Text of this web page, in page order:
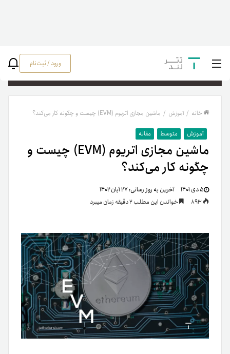
ورود / ثبت‌نام
خانه / آموزش / ماشین مجازی اتریوم (EVM) چیست و چگونه کار می‌کند؟
آموزش متوسط مقاله
ماشین مجازی اتریوم (EVM) چیست و
چگونه کار می‌کند؟
۵ دی ۱۴۰۱ آخرین به روز رسانی:۲۷ آبان ۱۴۰۲
خواندن این مطلب 2 دقیقه زمان میبرد